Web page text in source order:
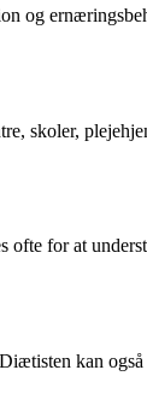
skoler,
for at
kan